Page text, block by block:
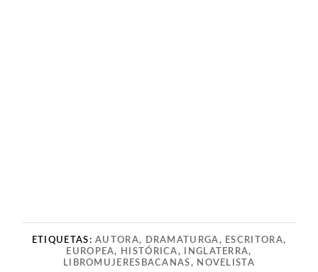
ETIQUETAS:AUTORA, DRAMATURGA, ESCRITORA,
EUROPEA, HISTÓRICA, INGLATERRA,
LIBROMUJERESBACANAS, NOVELISTA